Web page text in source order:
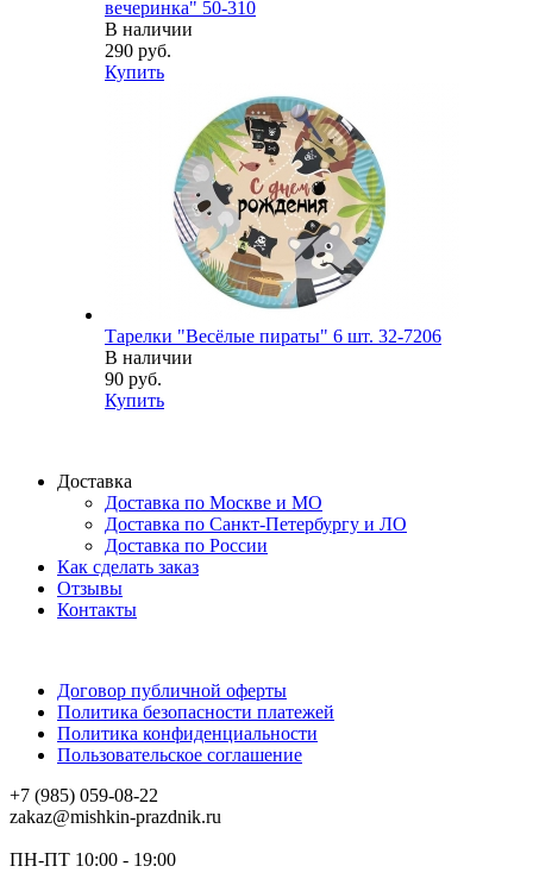
вечеринка" 50-310
В наличии
290 руб.
Купить
Тарелки "Весёлые пираты" 6 шт. 32-7206
В наличии
90 руб.
Купить
Доставка
Доставка по Москве и МО
Доставка по Санкт-Петербургу и ЛО
Доставка по России
Как сделать заказ
Отзывы
Контакты
Договор публичной оферты
Политика безопасности платежей
Политика конфиденциальности
Пользовательское соглашение
+7 (985) 059-08-22
zakaz@mishkin-prazdnik.ru
ПН-ПТ 10:00 - 19:00